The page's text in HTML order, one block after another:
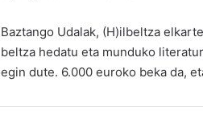
Baztango Udalak, (H)ilbeltza
beltza hedatu eta munduko
egin dute. 6.000 euroko beka da,